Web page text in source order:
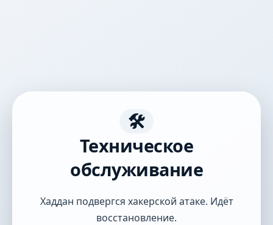
🛠️
Техническое
обслуживание
Хаддан подвергся хакерской атаке. Идёт
восстановление.